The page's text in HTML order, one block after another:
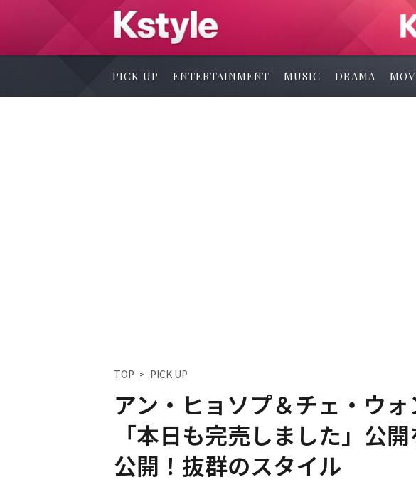
PICK UP ENTERTAINMENT MUSIC DRAMA
TOP PICK UP
アン・ヒョソプ＆チェ・ウ
「本日も完売しました」公
公開！抜群のスタイル